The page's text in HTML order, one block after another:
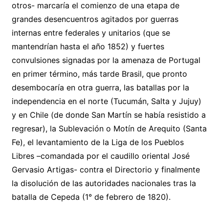
otros- marcaría el comienzo de una etapa de
grandes desencuentros agitados por guerras
internas entre federales y unitarios (que se
mantendrían hasta el año 1852) y fuertes
convulsiones signadas por la amenaza de Portugal
en primer término, más tarde Brasil, que pronto
desembocaría en otra guerra, las batallas por la
independencia en el norte (Tucumán, Salta y Jujuy)
y en Chile (de donde San Martín se había resistido a
regresar), la Sublevación o Motín de Arequito (Santa
Fe), el levantamiento de la Liga de los Pueblos
Libres –comandada por el caudillo oriental José
Gervasio Artigas- contra el Directorio y finalmente
la disolución de las autoridades nacionales tras la
batalla de Cepeda (1° de febrero de 1820).